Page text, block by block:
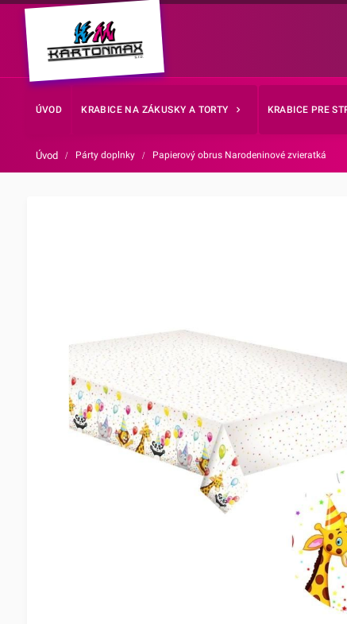
ÚVOD KRABICE NA ZÁKUSKY A TORTY KRABICE PRE
Úvod / Párty doplnky / Papierový obrus Narodeninové zvieratká